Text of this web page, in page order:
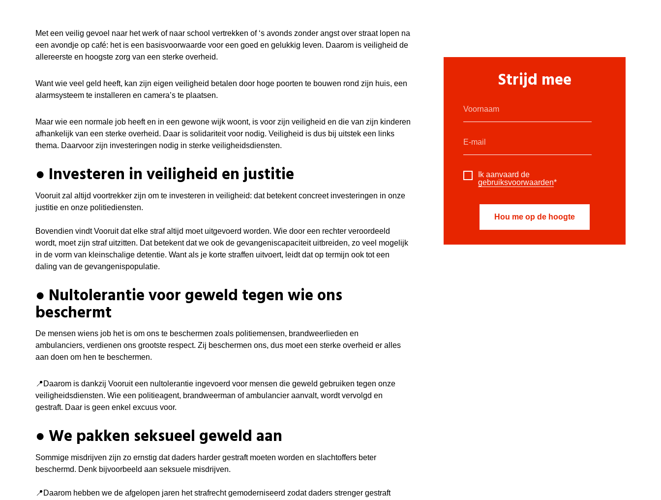
Met een veilig gevoel naar het werk of naar school vertrekken of ‘s avonds zonder angst over straat lopen na
een avondje op café: het is een basisvoorwaarde voor een goed en gelukkig leven. Daarom is veiligheid de
allereerste en hoogste zorg van een sterke overheid.
Want wie veel geld heeft, kan zijn eigen veiligheid betalen door hoge poorten te bouwen rond zijn huis, een
alarmsysteem te installeren en camera’s te plaatsen.
Maar wie een normale job heeft en in een gewone wijk woont, is voor zijn veiligheid en die van zijn kinderen
afhankelijk van een sterke overheid. Daar is solidariteit voor nodig. Veiligheid is dus bij uitstek een links
thema. Daarvoor zijn investeringen nodig in sterke veiligheidsdiensten.
● Investeren in veiligheid en justitie
Vooruit zal altijd voortrekker zijn om te investeren in veiligheid: dat betekent concreet investeringen in onze
justitie en onze politiediensten.
Bovendien vindt Vooruit dat elke straf altijd moet uitgevoerd worden. Wie door een rechter veroordeeld
wordt, moet zijn straf uitzitten. Dat betekent dat we ook de gevangeniscapaciteit uitbreiden, zo veel mogelijk
in de vorm van kleinschalige detentie. Want als je korte straffen uitvoert, leidt dat op termijn ook tot een
daling van de gevangenispopulatie.
● Nultolerantie voor geweld tegen wie ons
beschermt
De mensen wiens job het is om ons te beschermen zoals politiemensen, brandweerlieden en
ambulanciers, verdienen ons grootste respect. Zij beschermen ons, dus moet een sterke overheid er alles
aan doen om hen te beschermen.
📍 Daarom is dankzij Vooruit een nultolerantie ingevoerd voor mensen die geweld gebruiken tegen onze
veiligheidsdiensten. Wie een politieagent, brandweerman of ambulancier aanvalt, wordt vervolgd en
gestraft. Daar is geen enkel excuus voor.
● We pakken seksueel geweld aan
Sommige misdrijven zijn zo ernstig dat daders harder gestraft moeten worden en slachtoffers beter
beschermd. Denk bijvoorbeeld aan seksuele misdrijven.
📍 Daarom hebben we de afgelopen jaren het strafrecht gemoderniseerd zodat daders strenger gestraft
Strijd mee
Ik aanvaard de
gebruiksvoorwaarden*